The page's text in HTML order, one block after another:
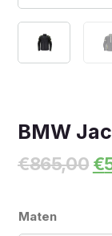
BMW
€865,00 €
Maten